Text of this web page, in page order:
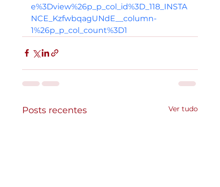
e%3Dview%26p_p_col_id%3D_118_INSTA
NCE_KzfwbqagUNdE__column-
1%26p_p_col_count%3D1
Posts recentes Ver tudo